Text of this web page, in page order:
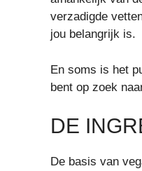
verzadigde
jou belangrijk is.
En soms is het
bent op zoek
DE
De basis van